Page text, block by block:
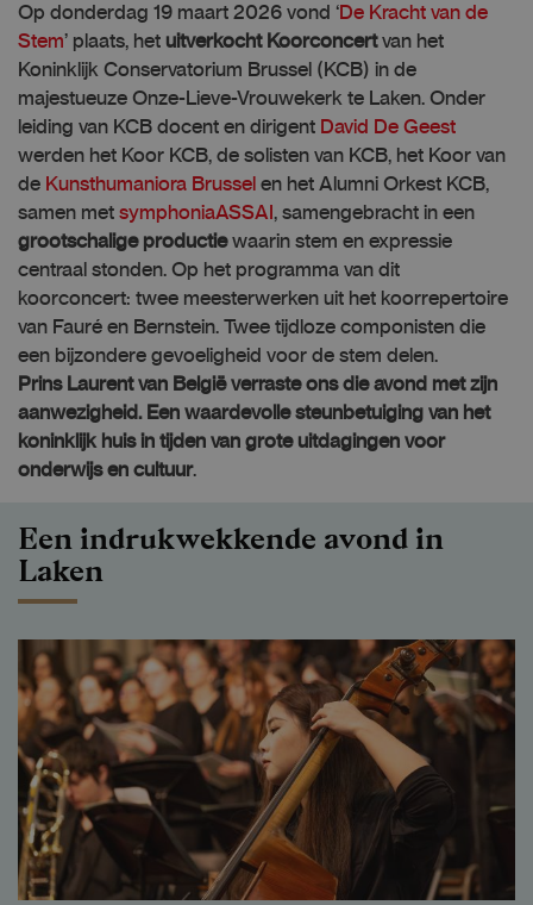
Op donderdag 19 maart 2026 vond ‘De Kracht van de
Stem’ plaats, het uitverkocht Koorconcertvan het
Koninklijk Conservatorium Brussel (KCB) in de
majestueuze Onze-Lieve-Vrouwekerk te Laken. Onder
leiding van KCB docent en dirigent David De Geest
werden het Koor KCB, de solisten van KCB, het Koor van
de Kunsthumaniora Brussel en het Alumni Orkest KCB,
samen met symphoniaASSAI , samengebracht in een
grootschalige productiewaarin stem en expressie
centraal stonden. Op het programma van dit
koorconcert: twee meesterwerken uit het koorrepertoire
van Fauré en Bernstein. Twee tijdloze componisten die
een bijzondere gevoeligheid voor de stem delen.
Prins Laurent van België verraste ons die avond met zijn
aanwezigheid. Een waardevolle steunbetuiging van het
koninklijk huis in tijden van grote uitdagingen voor
onderwijs en cultuur.
Een indrukwekkende avond in
Laken